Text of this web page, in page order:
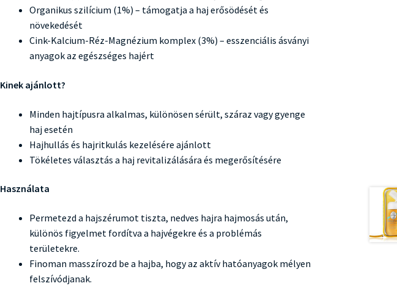
Organikus szilícium (1%) – támogatja a haj erősödését és
növekedését
Cink-Kalcium-Réz-Magnézium komplex (3%) – esszenciális ásványi
anyagok az egészséges hajért
Kinek ajánlott?
Minden hajtípusra alkalmas, különösen sérült, száraz vagy gyenge
haj esetén
Hajhullás és hajritkulás kezelésére ajánlott
Tökéletes választás a haj revitalizálására és megerősítésére
Használata
Permetezd a hajszérumot tiszta, nedves hajra hajmosás után,
különös figyelmet fordítva a hajvégekre és a problémás
területekre.
Finoman masszírozd be a hajba, hogy az aktív hatóanyagok mélyen
felszívódjanak.